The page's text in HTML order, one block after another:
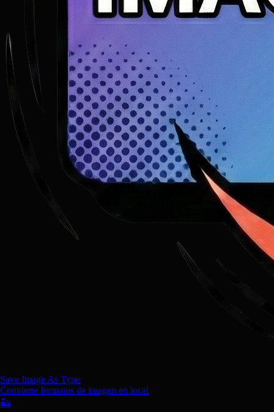
Save Image As Type
Convierte formatos de imagen en local
🏜️